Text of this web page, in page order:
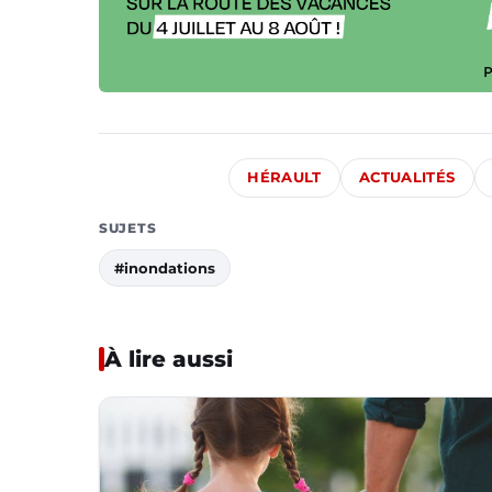
HÉRAULT ACTUALITÉS
SUJETS
#inondations
À lire aussi